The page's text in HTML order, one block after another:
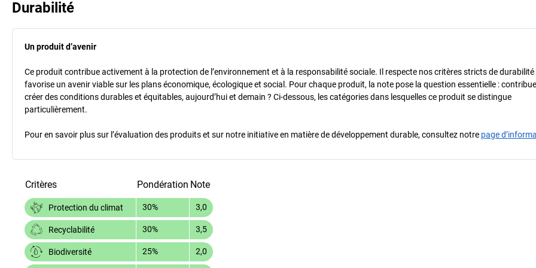
Durabilité
Un produit d’avenir
Ce produit contribue activement à la protection de l’environnement et à la responsabilité sociale. Il respecte nos critères stricts de durabilité
favorise un avenir viable sur les plans économique, écologique et social. Pour chaque produit, la note pose la question essentielle :
créer des conditions durables et équitables, aujourd’hui et demain ? Ci-dessous, les catégories dans lesquelles ce produit se distingue
particulièrement.
Pour en savoir plus sur l’évaluation des produits et sur notre initiative en matière de développement durable, consultez notre page
Critères Pondération Note
Protection du climat 30% 3,0
Recyclabilité 30% 3,5
Biodiversité 25% 2,0